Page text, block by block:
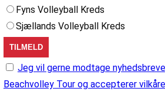
Fyns Volleyball Kreds
Sjællands Volleyball Kreds
Jeg vil gerne modtage
Beachvolley Tour og accepterer